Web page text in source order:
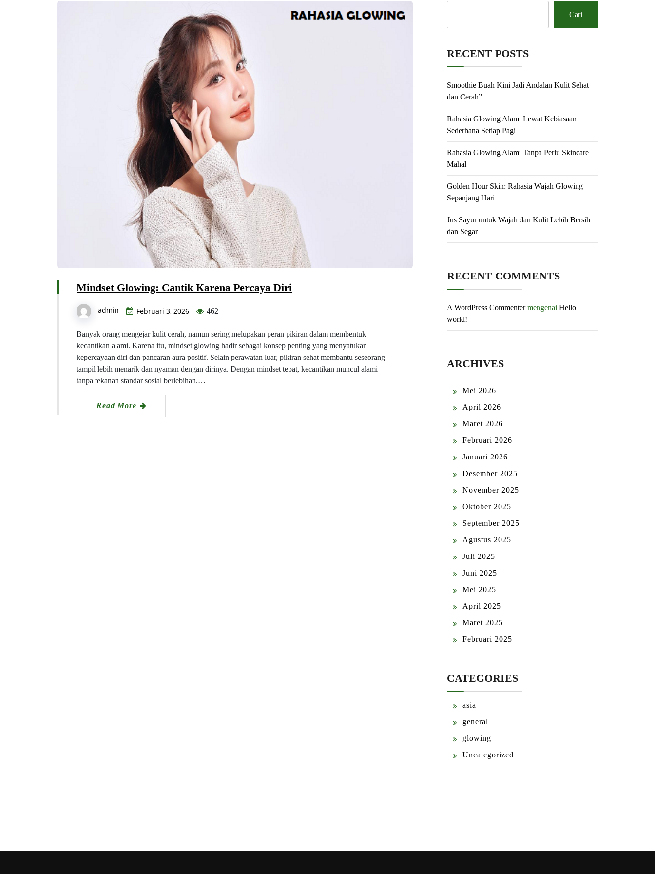
Mindset Glowing: Cantik Karena Percaya Diri
admin Februari 3, 2026 462
Banyak orang mengejar kulit cerah, namun sering melupakan peran pikiran dalam membentuk
kecantikan alami. Karena itu, mindset glowing hadir sebagai konsep penting yang menyatukan
kepercayaan diri dan pancaran aura positif. Selain perawatan luar, pikiran sehat membantu seseorang
tampil lebih menarik dan nyaman dengan dirinya. Dengan mindset tepat, kecantikan muncul alami
tanpa tekanan standar sosial berlebihan.…
Read More
Cari
RECENT POSTS
Smoothie Buah Kini Jadi Andalan Kulit Sehat
dan Cerah”
Rahasia Glowing Alami Lewat Kebiasaan
Sederhana Setiap Pagi
Rahasia Glowing Alami Tanpa Perlu Skincare
Mahal
Golden Hour Skin: Rahasia Wajah Glowing
Sepanjang Hari
Jus Sayur untuk Wajah dan Kulit Lebih Bersih
dan Segar
RECENT COMMENTS
A WordPress Commentermengenai Hello
world!
ARCHIVES
Mei 2026
April 2026
Maret 2026
Februari 2026
Januari 2026
Desember 2025
November 2025
Oktober 2025
September 2025
Agustus 2025
Juli 2025
Juni 2025
Mei 2025
April 2025
Maret 2025
Februari 2025
CATEGORIES
asia
general
glowing
Uncategorized